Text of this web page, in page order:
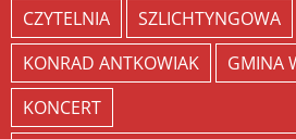
CZYTELNIA
SZLICHTYNGOWA
KONRAD ANTKOWIAK
GMINA
KONCERT